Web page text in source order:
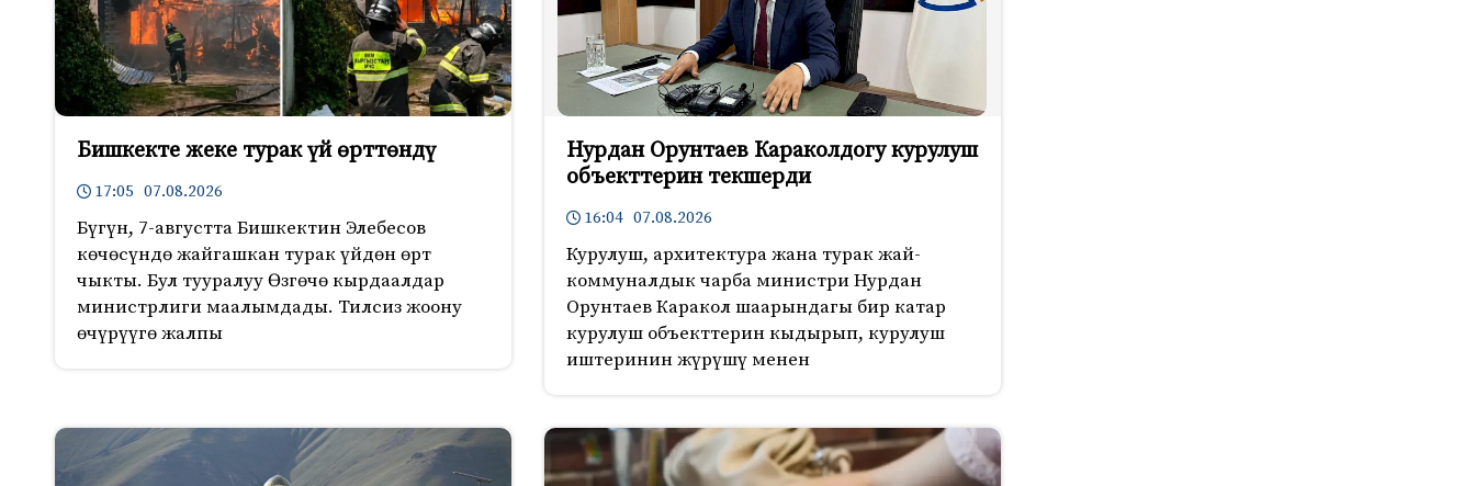
Бишкекте жеке турак үй өрттөндү
17:05 07.08.2026
Бүгүн, 7-августта Бишкектин Элебесов
көчөсүндө жайгашкан турак үйдөн өрт
чыкты. Бул тууралуу Өзгөчө кырдаалдар
министрлиги маалымдады. Тилсиз жоону
өчүрүүгө жалпы
Нурдан Орунтаев Караколдогу курулуш
объекттерин текшерди
16:04 07.08.2026
Курулуш, архитектура жана турак жай-
коммуналдык чарба министри Нурдан
Орунтаев Каракол шаарындагы бир катар
курулуш объекттерин кыдырып, курулуш
иштеринин жүрүшү менен